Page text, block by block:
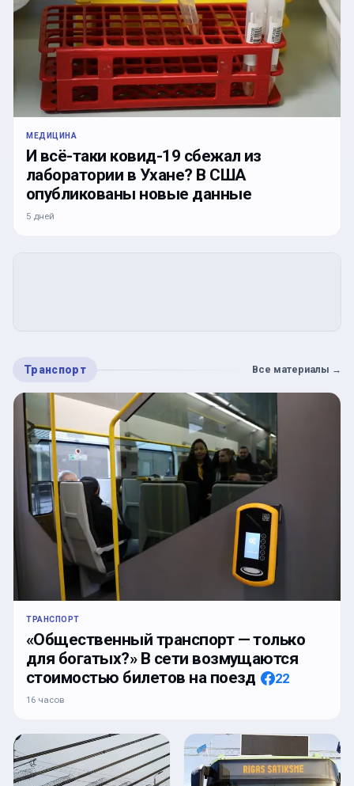
МЕДИЦИНА
И всё-таки ковид-19 сбежал из
лаборатории в Ухане? В США
опубликованы новые данные
5 дней
Транспорт Все материалы →
ТРАНСПОРТ
«Общественный транспорт — только
для богатых?» В сети возмущаются
стоимостью билетов на поезд
22
16 часов